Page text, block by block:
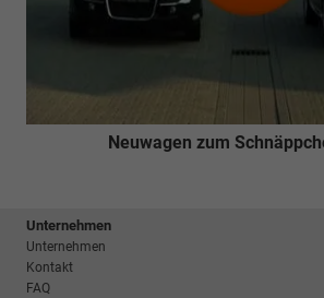
Neuwagen zum
Unternehmen
Unternehmen
Kontakt
FAQ